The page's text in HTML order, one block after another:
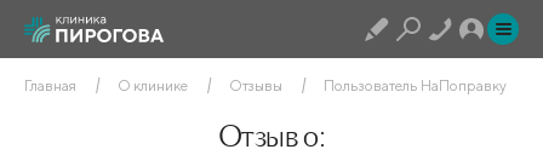
Главная О клинике Отзывы Пользователь НаПоправку
Отзыв о: